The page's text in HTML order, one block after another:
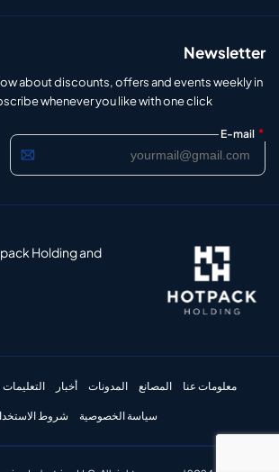
Newsletter
about discounts, offers and events weekly in
whenever you like with one click.
E-mail *
Holding and
معلومات عنا المصانع المدونات أخبار التعليمات
سياسة الخصوصية شروط